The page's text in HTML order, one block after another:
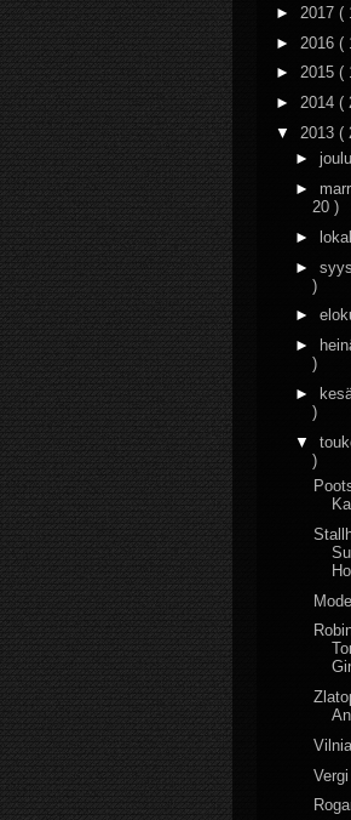
► 2017 (
► 2016 (
► 2015 (
► 2014 (
▼ 2013 (
►
►
20 )
►
►
)
►
►
)
►
)
▼
)
Vergi